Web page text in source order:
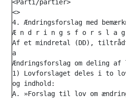
<Parti/partier>
<>
4. Ændringsforslag med
Æ n d r i n g s f o r s l a g
Af et mindretal (DD),
a
Ændringsforslag om deling af
1) Lovforslaget deles i to
og indhold:
A. »Forslag til lov om